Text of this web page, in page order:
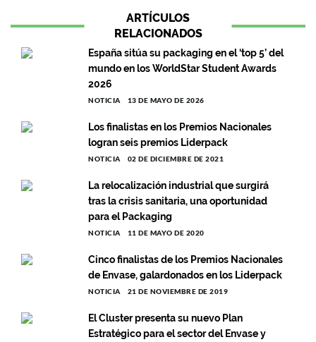
ARTÍCULOS
RELACIONADOS
España sitúa su packaging en el ‘top 5’ del
mundo en los WorldStar Student Awards
2026
NOTICIA 13 DE MAYO DE 2026
Los finalistas en los Premios Nacionales
logran seis premios Liderpack
NOTICIA 02 DE DICIEMBRE DE 2021
La relocalización industrial que surgirá
tras la crisis sanitaria, una oportunidad
para el Packaging
NOTICIA 11 DE MAYO DE 2020
Cinco finalistas de los Premios Nacionales
de Envase, galardonados en los Liderpack
NOTICIA 21 DE NOVIEMBRE DE 2019
El Cluster presenta su nuevo Plan
Estratégico para el sector del Envase y